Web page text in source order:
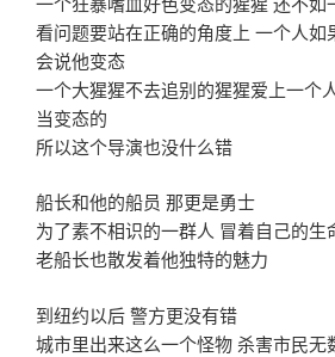
看问题要站在正确的角度上 一个人如
会说他变态
一个大猩猩不去追别的猩猩爱上一个
当变态的
所以这个导演也没什么错
船长和他的船员 那更是勇士
为了素不相识的一群人 冒着自己的生
老船长也散发着他独特的魅力
到纽约以后 警方更没有错
城市里出来这么一个怪物 杀害市民无